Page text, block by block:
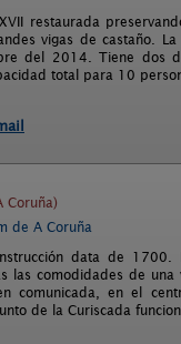
restaurada
vigas de castaño.
del 2014. Tiene dos
total para 10
Coruña)
de A Coruña
data de 1700.
las comodidades de
comunicada, en el
de la Curiscada